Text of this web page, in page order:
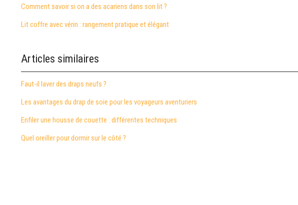
Comment savoir si on a des acariens dans son lit ?
Lit coffre avec vérin : rangement pratique et élégant
Articles similaires
Faut-il laver des draps neufs ?
Les avantages du drap de soie pour les voyageurs aventuriers
Enfiler une housse de couette : différentes techniques
Quel oreiller pour dormir sur le côté ?